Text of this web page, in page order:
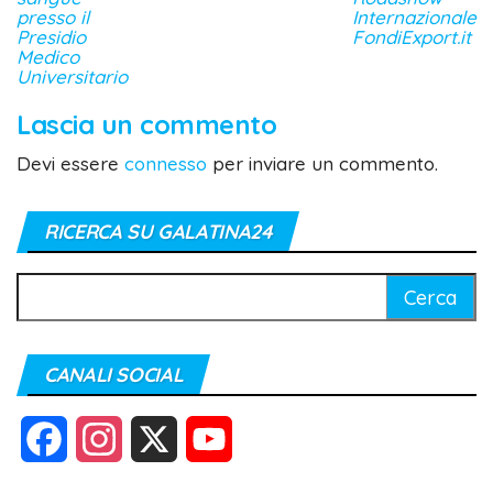
presso il
Presidio
Medico
Universitario
Internazionale
FondiExport.it
Lascia un commento
Devi essere connesso per inviare un commento.
RICERCA SU GALATINA24
per:
CANALI SOCIAL